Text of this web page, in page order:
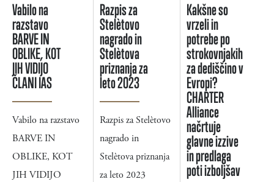
Vabilo na
razstavo
BARVE IN
OBLIKE, KOT
JIH VIDIJO
ČLANI IAS
Vabilo na razstavo
BARVE IN
OBLIKE, KOT
JIH VIDIJO
Razpis za
Stelètovo
nagrado in
Stelètova
priznanja za
leto 2023
Razpis za Stelètovo
nagrado in
Stelètova priznanja
za leto 2023
Kakšne so
vrzeli in
potrebe po
strokovnjakih
za dediščino v
Evropi?
CHARTER
Alliance
načrtuje
glavne izzive
in predlaga
poti izboljšav